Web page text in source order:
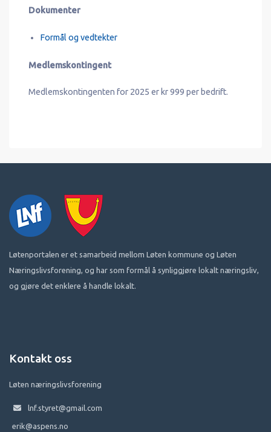
Dokumenter
Formål og vedtekter
Medlemskontingent
Medlemskontingenten for 2025 er kr 999 per bedrift.
Løtenportalen er et samarbeid mellom Løten kommune og Løten
Næringslivsforening, og har som formål å synliggjøre lokalt næringsliv,
og gjøre det enklere å handle lokalt.
Kontakt oss
Løten næringslivsforening
lnf.styret@gmail.com
erik@aspens.no